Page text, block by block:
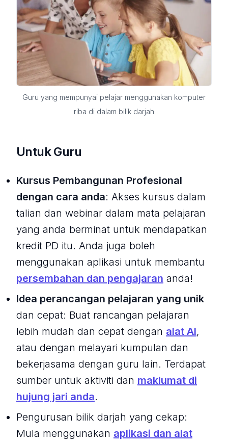
Guru yang mempunyai pelajar menggunakan komputer
riba di dalam bilik darjah
Untuk Guru
Kursus Pembangunan Profesional
dengan cara anda: Akses kursus dalam
talian dan webinar dalam mata pelajaran
yang anda berminat untuk mendapatkan
kredit PD itu. Anda juga boleh
menggunakan aplikasi untuk membantu
persembahan dan pengajaran anda!
Idea perancangan pelajaran yang unik
dan cepat: Buat rancangan pelajaran
lebih mudah dan cepat dengan alat AI,
atau dengan melayari kumpulan dan
bekerjasama dengan guru lain. Terdapat
sumber untuk aktiviti dan maklumat di
hujung jari anda.
Pengurusan bilik darjah yang cekap:
Mula menggunakan aplikasi dan alat